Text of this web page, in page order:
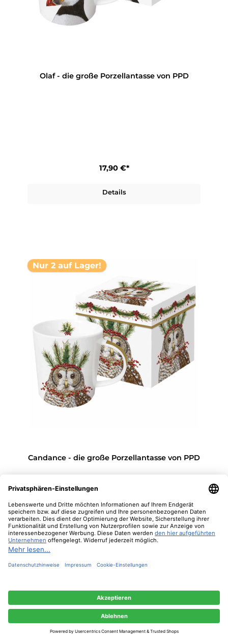
Olaf - die große Porzellantasse von PPD
17,90 €*
Details
Nur 2 auf Lager!
Candance - die große Porzellantasse von PPD